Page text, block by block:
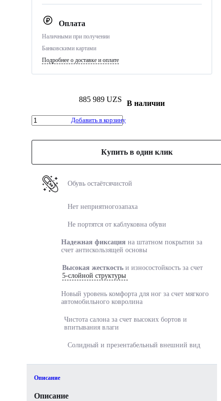
Оплата
Наличными при получении
Банковскими картами
Подробнее о доставке и оплате
885 989 UZS В наличии
Добавить в корзину
Купить в один клик
Обувь остаётсячистой
Нет неприятногозапаха
Не портятся от каблуковна обуви
Надежная фиксация на штатном покрытии за
счет антискользящей основы
Высокая жесткость иизносостойкость за счет
5-слойной структуры
Новый уровень комфорта для ног за счет мягкого
автомобильного ковролина
Чистота салона за счет высоких бортов и
впитывания влаги
Солидный и презентабельный внешний вид
Описание
Описание